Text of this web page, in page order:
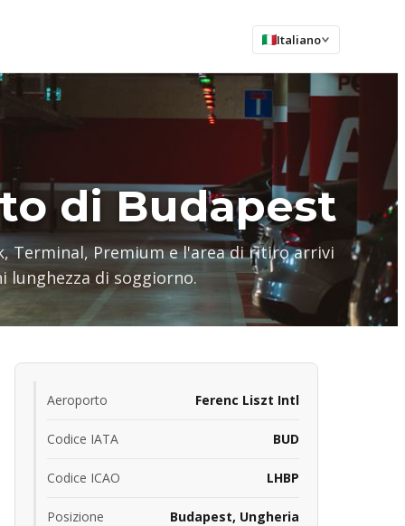
Italiano
di Budapest
Terminal, Premium e l'area di ritiro arrivi
lunghezza di soggiorno.
Aeroporto Ferenc Liszt Intl
Codice IATA BUD
Codice ICAO LHBP
Posizione Budapest, Ungheria